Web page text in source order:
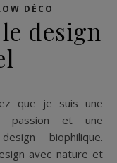
DÉCO
design
passion et une
biophilique.
avec nature et